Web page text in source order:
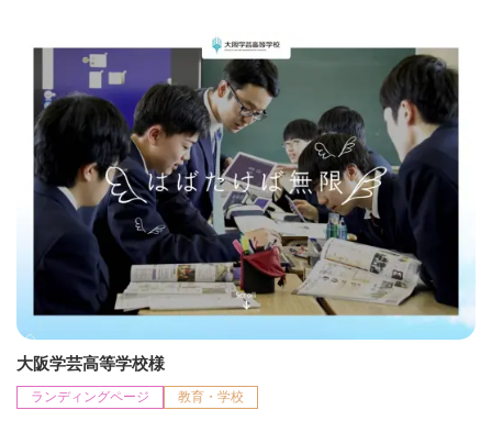
大阪学芸高等学校様
ランディングページ 教育・学校